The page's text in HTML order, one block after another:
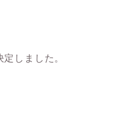
しました。